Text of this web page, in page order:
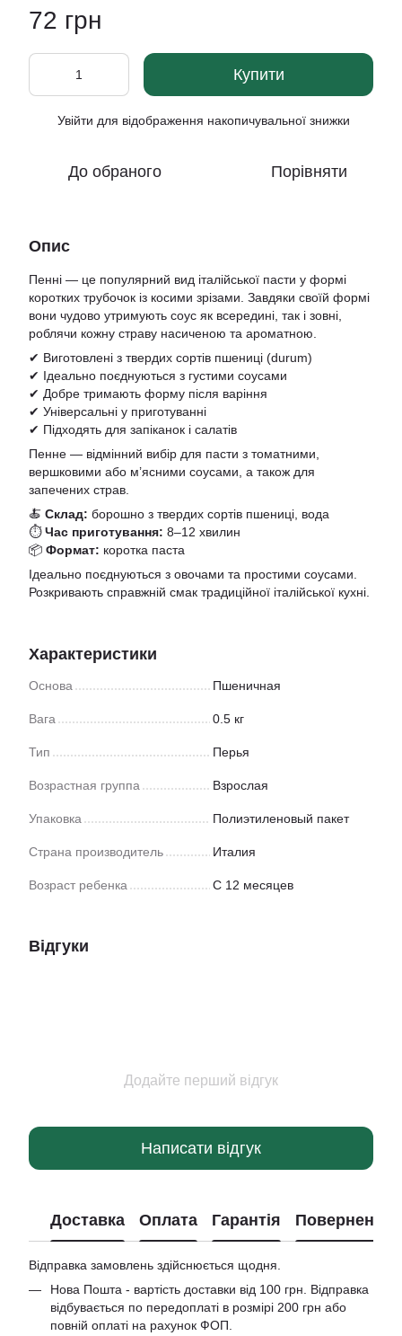
72 грн
Купити
Увійти для відображення накопичувальної знижки
До обраного Порівняти
Опис
Пенні — це популярний вид італійської пасти у формі
коротких трубочок із косими зрізами. Завдяки своїй формі
вони чудово утримують соус як всередині, так і зовні,
роблячи кожну страву насиченою та ароматною.
✔ Виготовлені з твердих сортів пшениці (durum)
✔ Ідеально поєднуються з густими соусами
✔ Добре тримають форму після варіння
✔ Універсальні у приготуванні
✔ Підходять для запіканок і салатів
Пенне — відмінний вибір для пасти з томатними,
вершковими або м’ясними соусами, а також для
запечених страв.
🍝 Склад: борошно з твердих сортів пшениці, вода
⏱Час приготування: 8–12 хвилин
📦 Формат: коротка паста
Ідеально поєднуються з овочами та простими соусами.
Розкривають справжній смак традиційної італійської кухні.
Характеристики
Основа Пшеничная
Вага 0.5 кг
Тип Перья
Возрастная группа Взрослая
Упаковка Полиэтиленовый пакет
Страна производитель Италия
Возраст ребенка С 12 месяцев
Відгуки
Додайте перший відгук
Написати відгук
Доставка Оплата Гарантія Повернення
Відправка замовлень здійснюється щодня.
Нова Пошта - вартість доставки від 100 грн. Відправка
відбувається по передоплаті в розмірі 200 грн або
повній оплаті на рахунок ФОП.